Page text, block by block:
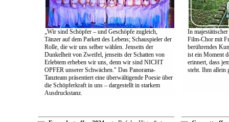
„Wir sind Schöpfer – und Geschöpfe zugleich,
Tänzer auf dem Parkett des Lebens; Schauspieler der
Rolle, die wir uns selber wählen. Jenseits der
Dunkelheit von Zweifel, jenseits der Schatten von
Erlebtem erheben wir uns, denn wir sind NICHT
OPFER unserer Schwächen." Das Panorama-
Tanzteam präsentiert eine überwältigende Poesie über
die Schöpferkraft in uns – dargestellt in starkem
Ausdruckstanz.
In
Film-Chor mit
berührendes
ist ein Moment
erinnert, dass
steht. Ihm allein